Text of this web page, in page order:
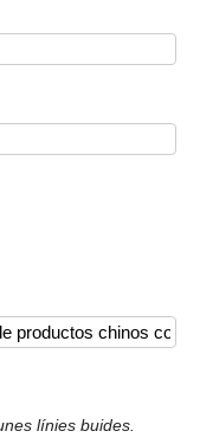
línies buides.